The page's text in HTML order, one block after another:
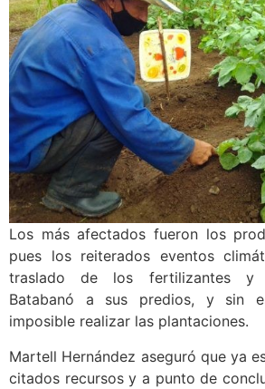
Los más afectados fueron los
pues los reiterados eventos
traslado de los fertilizantes y
Batabanó a sus predios, y sin
imposible realizar las plantaciones.
Martell Hernández aseguró que ya
citados recursos y a punto de